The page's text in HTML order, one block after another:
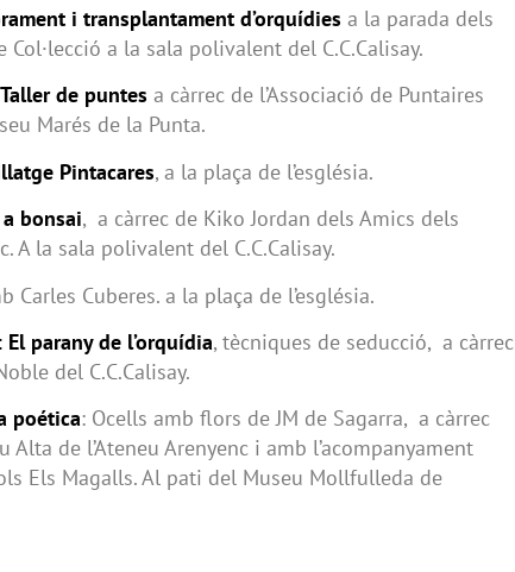
i transplantament d’orquídies a la parada dels
a la sala polivalent del C.C.Calisay.
Taller de puntes a càrrec de l’Associació de Puntaires
Marés de la Punta.
Pintacares, a la plaça de l’església.
bonsai, a càrrec de Kiko Jordan dels Amics dels
A la sala polivalent del C.C.Calisay.
Carles Cuberes. a la plaça de l’església.
parany de l’orquídia, tècniques de seducció, a càrrec
del C.C.Calisay.
poética: Ocells amb flors de JM de Sagarra, a càrrec
Alta de l’Ateneu Arenyenc i amb l’acompanyament
Els Magalls. Al pati del Museu Mollfulleda de